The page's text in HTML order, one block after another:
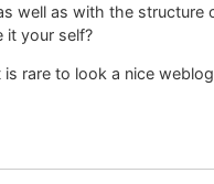
well as with the structure
it your self?
rare to look a nice